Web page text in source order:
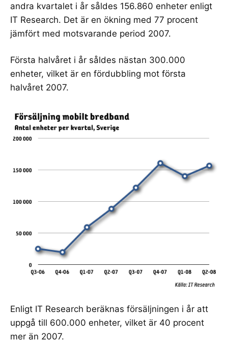
andra kvartalet i år såldes 156.860 enheter enligt
IT Research. Det är en ökning med 77 procent
jämfört med motsvarande period 2007.
Första halvåret i år såldes nästan 300.000
enheter, vilket är en fördubbling mot första
halvåret 2007.
Enligt IT Research beräknas försäljningen i år att
uppgå till 600.000 enheter, vilket är 40 procent
mer än 2007.